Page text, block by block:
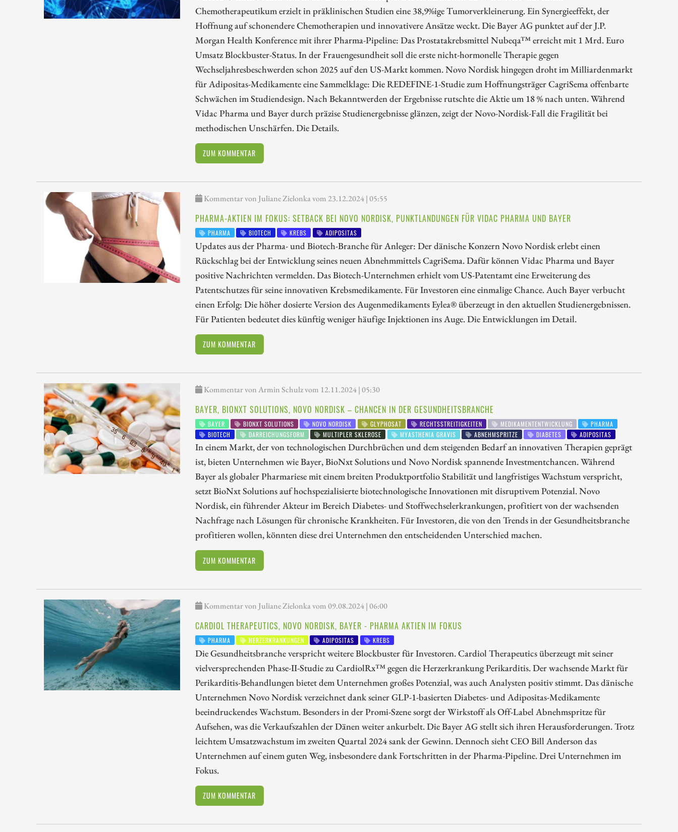
Chemotherapeutikum erzielt in präklinischen Studien eine 38,9%ige Tumorverkleinerung. Ein Synergieeffekt, der
Hoffnung auf schonendere Chemotherapien und innovativere Ansätze weckt. Die Bayer AG punktet auf der J.P.
Morgan Health Konference mit ihrer Pharma-Pipeline: Das Prostatakrebsmittel Nubeqa™ erreicht mit 1 Mrd. Euro
Umsatz Blockbuster-Status. In der Frauengesundheit soll die erste nicht-hormonelle Therapie gegen
Wechseljahresbeschwerden schon 2025 auf den US-Markt kommen. Novo Nordisk hingegen droht im Milliardenmarkt
für Adipositas-Medikamente eine Sammelklage: Die REDEFINE-1-Studie zum Hoffnungsträger CagriSema offenbarte
Schwächen im Studiendesign. Nach Bekanntwerden der Ergebnisse rutschte die Aktie um 18 % nach unten. Während
Vidac Pharma und Bayer durch präzise Studienergebnisse glänzen, zeigt der Novo-Nordisk-Fall die Fragilität bei
methodischen Unschärfen. Die Details.
ZUM KOMMENTAR
Kommentar von Juliane Zielonka vom 23.12.2024 | 05:55
PHARMA-AKTIEN IM FOKUS: SETBACK BEI NOVO NORDISK, PUNKTLANDUNGEN FÜR VIDAC PHARMA UND BAYER
PHARMA BIOTECH KREBS ADIPOSITAS
Updates aus der Pharma- und Biotech-Branche für Anleger: Der dänische Konzern Novo Nordisk erlebt einen
Rückschlag bei der Entwicklung seines neuen Abnehmmittels CagriSema. Dafür können Vidac Pharma und Bayer
positive Nachrichten vermelden. Das Biotech-Unternehmen erhielt vom US-Patentamt eine Erweiterung des
Patentschutzes für seine innovativen Krebsmedikamente. Für Investoren eine einmalige Chance. Auch Bayer verbucht
einen Erfolg: Die höher dosierte Version des Augenmedikaments Eylea® überzeugt in den aktuellen Studienergebnissen.
Für Patienten bedeutet dies künftig weniger häufige Injektionen ins Auge. Die Entwicklungen im Detail.
ZUM KOMMENTAR
Kommentar von Armin Schulz vom 12.11.2024 | 05:30
BAYER, BIONXT SOLUTIONS, NOVO NORDISK – CHANCEN IN DER GESUNDHEITSBRANCHE
BAYER BIONXT SOLUTIONS NOVO NORDISK GLYPHOSAT RECHTSSTREITIGKEITEN MEDIKAMENTENTWICKLUNG
PHARMA
BIOTECH
DARREICHUNGSFORM MULTIPLER SKLEROSE MYASTHENIA GRAVIS ABNEHMSPRITZE DIABETES ADIPOSITAS
In einem Markt, der von technologischen Durchbrüchen und dem steigenden Bedarf an innovativen Therapien geprägt
ist, bieten Unternehmen wie Bayer, BioNxt Solutions und Novo Nordisk spannende Investmentchancen. Während
Bayer als globaler Pharmariese mit einem breiten Produktportfolio Stabilität und langfristiges Wachstum verspricht,
setzt BioNxt Solutions auf hochspezialisierte biotechnologische Innovationen mit disruptivem Potenzial. Novo
Nordisk, ein führender Akteur im Bereich Diabetes- und Stoffwechselerkrankungen, profitiert von der wachsenden
Nachfrage nach Lösungen für chronische Krankheiten. Für Investoren, die von den Trends in der Gesundheitsbranche
profitieren wollen, könnten diese drei Unternehmen den entscheidenden Unterschied machen.
ZUM KOMMENTAR
Kommentar von Juliane Zielonka vom 09.08.2024 | 06:00
CARDIOL THERAPEUTICS, NOVO NORDISK, BAYER - PHARMA AKTIEN IM FOKUS
PHARMA HERZERKRANKUNGEN ADIPOSITAS KREBS
Die Gesundheitsbranche verspricht weitere Blockbuster für Investoren. Cardiol Therapeutics überzeugt mit seiner
vielversprechenden Phase-II-Studie zu CardiolRx™ gegen die Herzerkrankung Perikarditis. Der wachsende Markt für
Perikarditis-Behandlungen bietet dem Unternehmen großes Potenzial, was auch Analysten positiv stimmt. Das dänische
Unternehmen Novo Nordisk verzeichnet dank seiner GLP-1-basierten Diabetes- und Adipositas-Medikamente
beeindruckendes Wachstum. Besonders in der Promi-Szene sorgt der Wirkstoff als Off-Label Abnehmspritze für
Aufsehen, was die Verkaufszahlen der Dänen weiter ankurbelt. Die Bayer AG stellt sich ihren Herausforderungen. Trotz
leichtem Umsatzwachstum im zweiten Quartal 2024 sank der Gewinn. Dennoch sieht CEO Bill Anderson das
Unternehmen auf einem guten Weg, insbesondere dank Fortschritten in der Pharma-Pipeline. Drei Unternehmen im
Fokus.
ZUM KOMMENTAR